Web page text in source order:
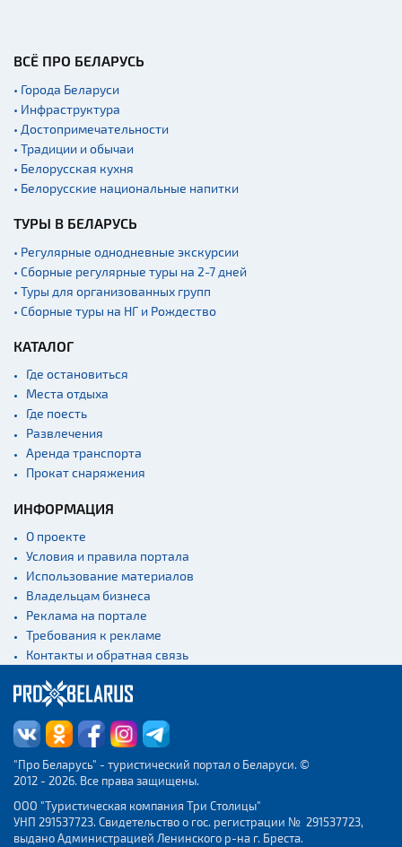
ВСЁ ПРО БЕЛАРУСЬ
• Города Беларуси
• Инфраструктура
• Достопримечательности
• Традиции и обычаи
• Белорусская кухня
• Белорусские национальные напитки
ТУРЫ В БЕЛАРУСЬ
• Регулярные однодневные экскурсии
• Сборные регулярные туры на 2-7 дней
• Туры для организованных групп
• Сборные туры на НГ и Рождество
КАТАЛОГ
Где остановиться
Места отдыха
Где поесть
Развлечения
Аренда транспорта
Прокат снаряжения
ИНФОРМАЦИЯ
О проекте
Условия и правила портала
Использование материалов
Владельцам бизнеса
Реклама на портале
Требования к рекламе
Контакты и обратная связь
"Про Беларусь" - туристический портал о Беларуси. ©
2012 - 2026. Все права защищены.
ООО "Туристическая компания Три Столицы"
УНП 291537723. Свидетельство о гос. регистрации № 291537723,
выдано Администрацией Ленинского р-на г. Бреста.